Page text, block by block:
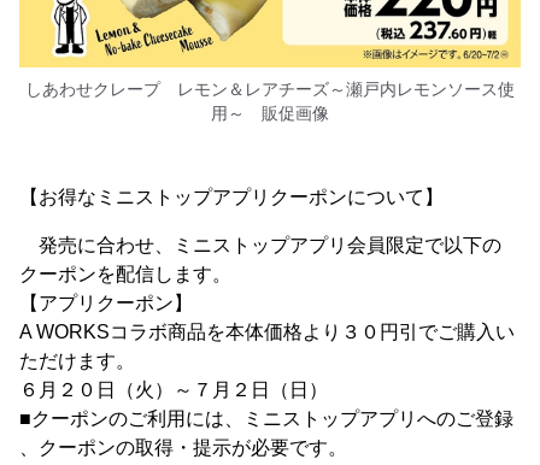
しあわせクレープ レモン＆レアチーズ～瀬戸内レモンソース使
用～ 販促画像
【お得なミニストップアプリクーポンについて】
発売に合わせ、ミニストップアプリ会員限定で以下の
クーポンを配信します。
【アプリクーポン】
A WORKSコラボ商品を本体価格より３０円引でご購入い
ただけます。
６月２０日（火）～７月２日（日）
■クーポンのご利用には、ミニストップアプリへのご登録
、クーポンの取得・提示が必要です。